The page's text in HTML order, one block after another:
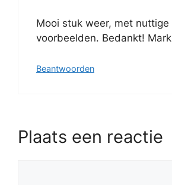
Mooi stuk weer, met nuttige
voorbeelden. Bedankt! Mark
Beantwoorden
Plaats een reactie